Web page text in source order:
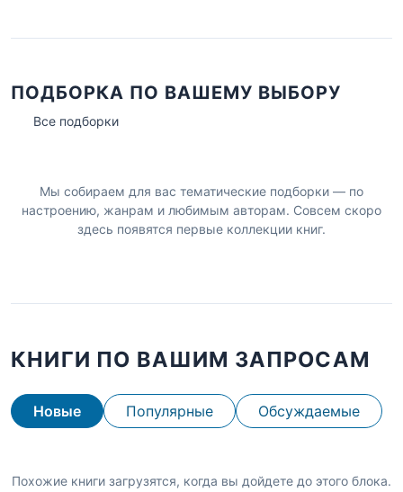
ПОДБОРКА ПО ВАШЕМУ ВЫБОРУ
Все подборки
Мы собираем для вас тематические подборки — по
настроению, жанрам и любимым авторам. Совсем скоро
здесь появятся первые коллекции книг.
КНИГИ ПО ВАШИМ ЗАПРОСАМ
Новые Популярные Обсуждаемые
Похожие книги загрузятся, когда вы дойдете до этого блока.